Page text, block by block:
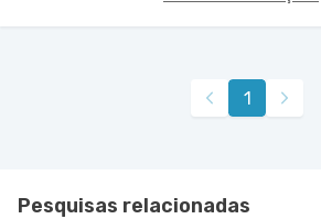
1
Pesquisas relacionadas